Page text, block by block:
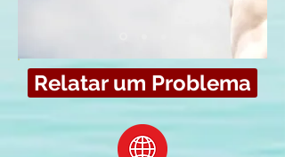
Relatar um Problema